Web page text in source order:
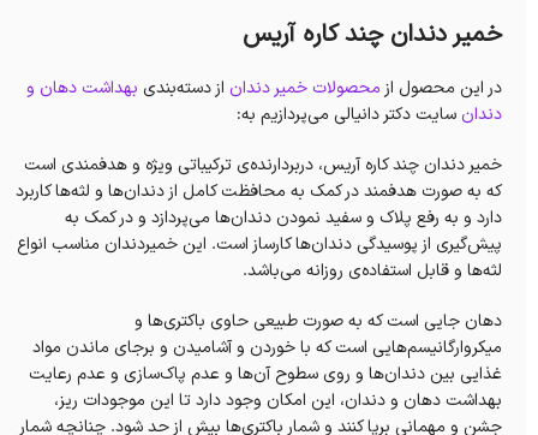
خمیر دندان چند کاره آریس
در این محصول از محصولات خمیر دندان از دسته‌بندی بهداشت دهان و
دندان سایت دکتر دانیالی می‌پردازیم به:
خمیر دندان چند کاره آریس، دربردارنده‌ی ترکیباتی ویژه و هدفمندی است
که به صورت هدفمند در کمک به محافظت کامل از دندان‌ها و لثه‌ها کاربرد
دارد و به رفع پلاک و سفید نمودن دندان‌ها می‌پردازد و در کمک به
پیش‌گیری از پوسیدگی دندان‌ها کارساز است. این خمیردندان مناسب انواع
لثه‌ها و‌ قابل استفاده‌ی روزانه می‌باشد.
دهان جایی است که به صورت طبیعی حاوی باکتری‌ها و‌
میکروارگانیسم‌هایی است که با خوردن و آشامیدن و برجای ماندن مواد
غذایی بین دندان‌ها و‌ روی سطوح آن‌ها و عدم پاک‌سازی و عدم رعایت
بهداشت دهان و دندان، این امکان وجود دارد تا این موجودات ریز،
جشن و مهمانی برپا کنند و شمار باکتری‌ها بیش از حد شود. چنانچه شمار